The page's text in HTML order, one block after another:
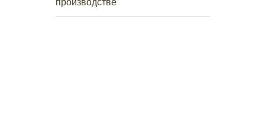
производстве